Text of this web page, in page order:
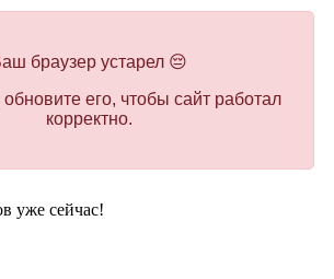
браузер устарел 😔
его, чтобы сайт работал
корректно.
уже сейчас!